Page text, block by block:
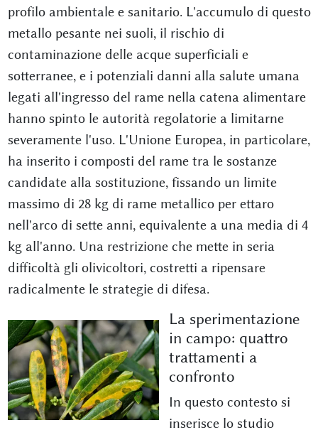
profilo ambientale e sanitario. L'accumulo di questo
metallo pesante nei suoli, il rischio di
contaminazione delle acque superficiali e
sotterranee, e i potenziali danni alla salute umana
legati all'ingresso del rame nella catena alimentare
hanno spinto le autorità regolatorie a limitarne
severamente l'uso. L'Unione Europea, in particolare,
ha inserito i composti del rame tra le sostanze
candidate alla sostituzione, fissando un limite
massimo di 28 kg di rame metallico per ettaro
nell'arco di sette anni, equivalente a una media di 4
kg all'anno. Una restrizione che mette in seria
difficoltà gli olivicoltori, costretti a ripensare
radicalmente le strategie di difesa.
La sperimentazione
in campo: quattro
trattamenti a
confronto
In questo contesto si
inserisce lo studio